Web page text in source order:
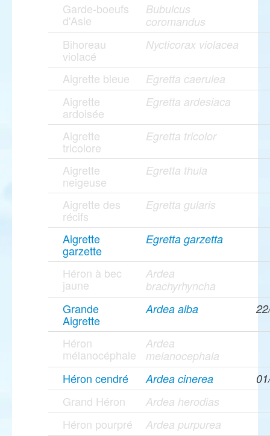
Garde-boeufs
d'Asie
Bubulcus
coromandus
Bihoreau
violacé
Nycticorax violacea
Aigrette bleue Egretta caerulea
Aigrette
ardoisée
Egretta ardesiaca
Aigrette
tricolore
Egretta tricolor
Aigrette
neigeuse
Egretta thula
Aigrette des
récifs
Egretta gularis
Aigrette
garzette
Egretta garzetta
Héron à bec
jaune
Ardea
brachyrhyncha
Grande
Aigrette
Ardea alba
Héron
mélanocéphale
Ardea
melanocephala
Héron cendré Ardea cinerea
Grand Héron Ardea herodias
Héron pourpré Ardea purpurea